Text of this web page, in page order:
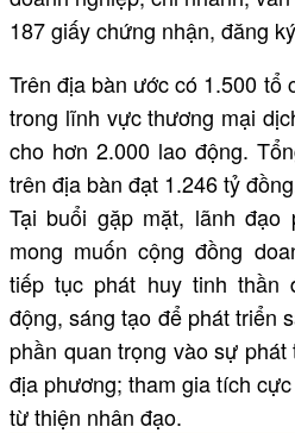
187 giấy chứng nhận, đăng
Trên địa bàn ước có 1.500 tổ
trong lĩnh vực thương mại
cho hơn 2.000 lao động.
trên địa bàn đạt 1.246 tỷ
Tại buổi gặp mặt, lãnh đạo
mong muốn cộng đồng
tiếp tục phát huy tinh thần
động, sáng tạo để phát triển
phần quan trọng vào sự
địa phương; tham gia tích
từ thiện nhân đạo.